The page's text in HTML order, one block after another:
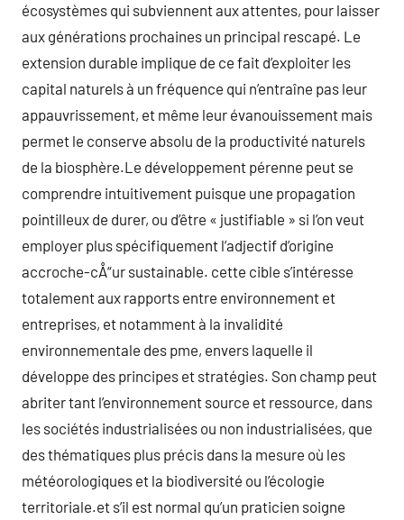
écosystèmes qui subviennent aux attentes, pour laisser
aux générations prochaines un principal rescapé. Le
extension durable implique de ce fait d’exploiter les
capital naturels à un fréquence qui n’entraîne pas leur
appauvrissement, et même leur évanouissement mais
permet le conserve absolu de la productivité naturels
de la biosphère.Le développement pérenne peut se
comprendre intuitivement puisque une propagation
pointilleux de durer, ou d’être « justifiable » si l’on veut
employer plus spécifiquement l’adjectif d’origine
accroche-cÅ“ur sustainable. cette cible s’intéresse
totalement aux rapports entre environnement et
entreprises, et notamment à la invalidité
environnementale des pme, envers laquelle il
développe des principes et stratégies. Son champ peut
abriter tant l’environnement source et ressource, dans
les sociétés industrialisées ou non industrialisées, que
des thématiques plus précis dans la mesure où les
météorologiques et la biodiversité ou l’écologie
territoriale.et s’il est normal qu’un praticien soigne